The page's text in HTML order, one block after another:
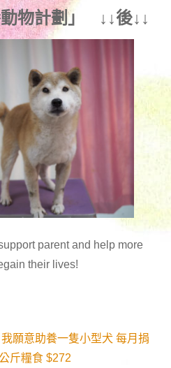
物計劃」 ↓↓後↓↓
parent and help more
their lives!
願意助養一隻小型犬 每月捐
斤糧食 $272